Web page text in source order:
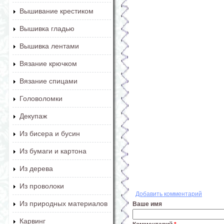
Вышивание крестиком
Вышивка гладью
Вышивка лентами
Вязание крючком
Вязание спицами
Головоломки
Декупаж
Из бисера и бусин
Из бумаги и картона
Из дерева
Из проволоки
Из природных материалов
Карвинг
Добавить комментарий
Ваше имя